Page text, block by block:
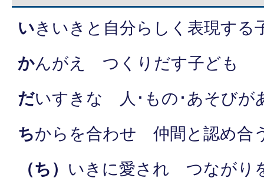
いきいきと自分らしく表現する
かんがえ つくりだす子ども
だいすきな 人･もの･あそびが
ちからを合わせ 仲間と認め合
（ち） いきに愛され つながり